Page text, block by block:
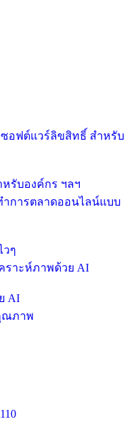
รับองค์กร ฯลฯ
ๆ
AI